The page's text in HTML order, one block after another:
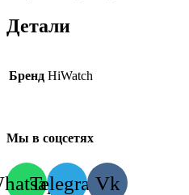
Детали
Бренд HiWatch
Мы в соцсетях
TelegramVk